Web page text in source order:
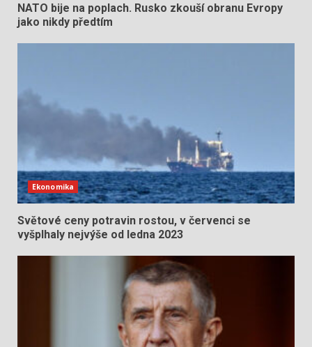
NATO bije na poplach. Rusko zkouší obranu Evropy
jako nikdy předtím
Ekonomika
Světové ceny potravin rostou, v červenci se
vyšplhaly nejvýše od ledna 2023